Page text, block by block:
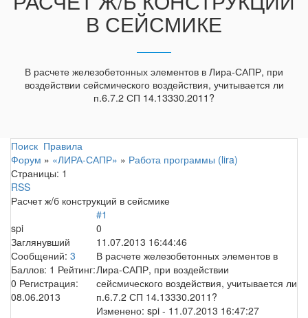
В СЕЙСМИКЕ
В расчете железобетонных элементов в Лира-САПР, при
воздействии сейсмического воздействия, учитывается ли
п.6.7.2 СП 14.13330.2011?
Поиск Правила
Форум » «ЛИРА-САПР» » Работа программы (lira)
Страницы: 1
RSS
Расчет ж/б конструкций в сейсмике
spi
Заглянувший
Сообщений: 3
Баллов: 1 Рейтинг:
0 Регистрация:
08.06.2013
#1
0
11.07.2013 16:44:46
В расчете железобетонных элементов в
Лира-САПР, при воздействии
сейсмического воздействия, учитывается ли
п.6.7.2 СП 14.13330.2011?
Изменено: spi - 11.07.2013 16:47:27